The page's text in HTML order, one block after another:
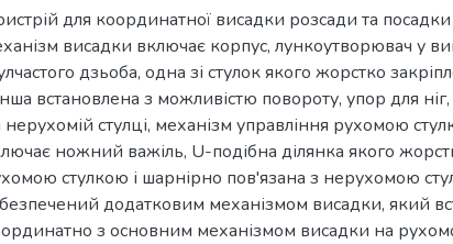
для координатної висадки розсади та посадки
висадки включає корпус, лункоутворювач у
дзьоба, одна зі стулок якого жорстко
встановлена з можливістю повороту, упор для
нерухомій стулці, механізм управління рухомою
ножний важіль, U-подібна ділянка якого
стулкою і шарнірно пов'язана з нерухомою
додатковим механізмом висадки, який
з основним механізмом висадки на